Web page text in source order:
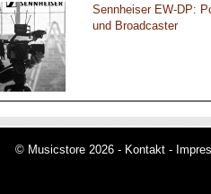
Sennheiser EW-DP:
und Broadcaster
© Musicstore 2026 - Kontakt -